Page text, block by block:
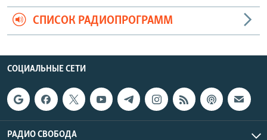
СПИСОК РАДИОПРОГРАММ
СОЦИАЛЬНЫЕ СЕТИ
РАДИО СВОБОДА